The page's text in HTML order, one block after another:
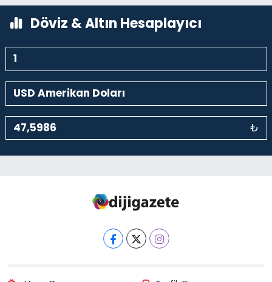
Döviz & Altın Hesaplayıcı
₺